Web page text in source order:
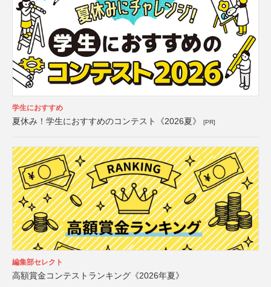
学生におすすめ
夏休み！学生におすすめのコンテスト《2026夏》 [PR]
編集部セレクト
高額賞金コンテストランキング《2026年夏》